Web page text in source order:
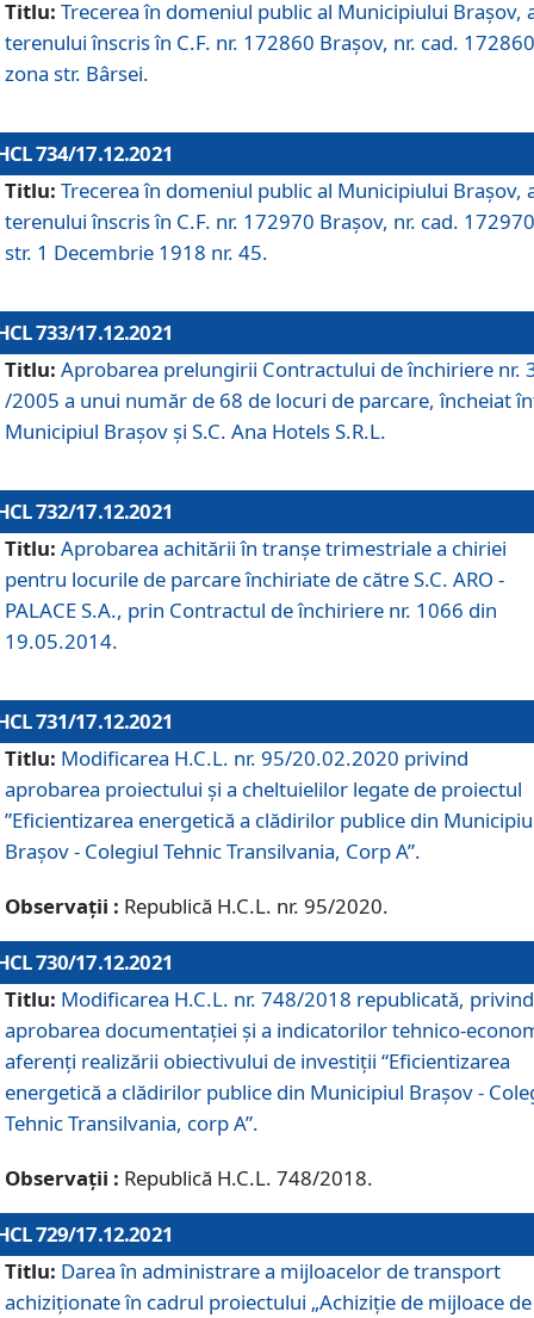
Titlu: Trecerea în domeniul public al Municipiului Braşov,
terenului înscris în C.F. nr. 172860 Brașov, nr. cad.
zona str. Bârsei.
734/17.12.2021
Titlu: Trecerea în domeniul public al Municipiului Braşov,
terenului înscris în C.F. nr. 172970 Brașov, nr. cad.
str. 1 Decembrie 1918 nr. 45.
733/17.12.2021
Titlu: Aprobarea prelungirii Contractului de închiriere nr.
/2005 a unui număr de 68 de locuri de parcare, încheiat
Municipiul Braşov şi S.C. Ana Hotels S.R.L.
732/17.12.2021
Titlu: Aprobarea achitării în tranșe trimestriale a chiriei
pentru locurile de parcare închiriate de către S.C. ARO -
PALACE S.A., prin Contractul de închiriere nr. 1066 din
19.05.2014.
731/17.12.2021
Titlu: Modificarea H.C.L. nr. 95/20.02.2020 privind
aprobarea proiectului și a cheltuielilor legate de proiectul
”Eficientizarea energetică a clădirilor publice din
Brașov - Colegiul Tehnic Transilvania, Corp A”.
Observații : Republică H.C.L. nr. 95/2020.
730/17.12.2021
Titlu: Modificarea H.C.L. nr. 748/2018 republicată, privind
aprobarea documentației și a indicatorilor tehnico-
aferenți realizării obiectivului de investiții “Eficientizarea
energetică a clădirilor publice din Municipiul Brașov -
Tehnic Transilvania, corp A”.
Observații : Republică H.C.L. 748/2018.
729/17.12.2021
Titlu: Darea în administrare a mijloacelor de transport
achiziționate în cadrul proiectului „Achiziţie de mijloace de